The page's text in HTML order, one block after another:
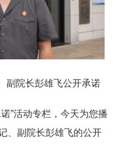
副院长彭雄飞公开承诺
”活动专栏，今天为您播
、副院长彭雄飞的公开